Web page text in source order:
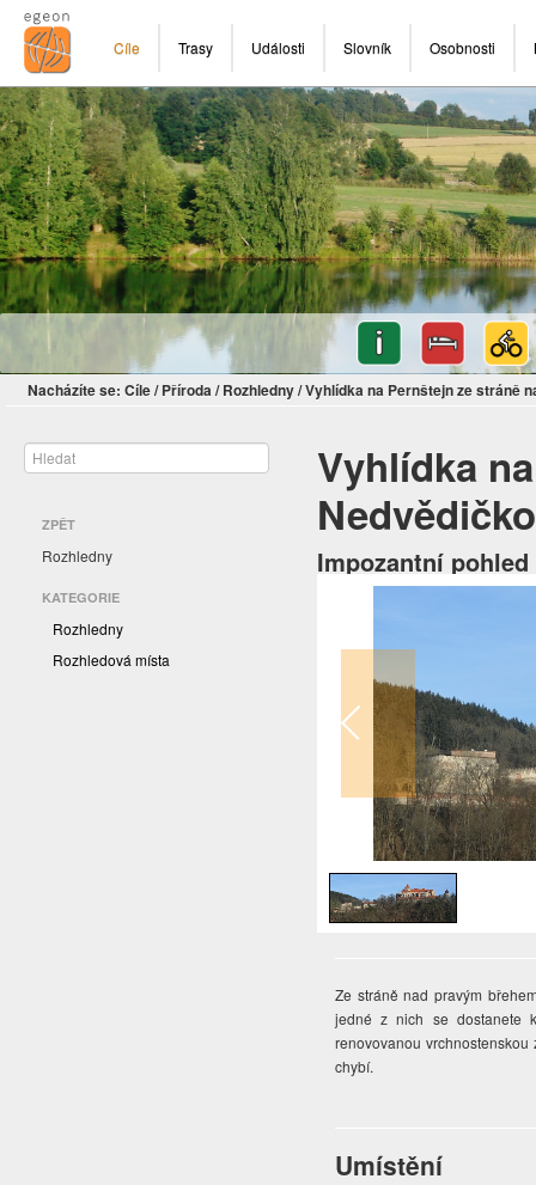
Cíle Trasy Události Slovník Osobnosti
Nacházíte se: Cíle/ Příroda/ Rozhledny/Vyhlídka na Pernštejn ze stráně
ZPĚT
Rozhledny
KATEGORIE
Rozhledny
Rozhledová místa
Vyhlídka
Impozantní
Ze stráně nad pravým
jedné z nich se dostanete
renovovanou
chybí.
Umístění